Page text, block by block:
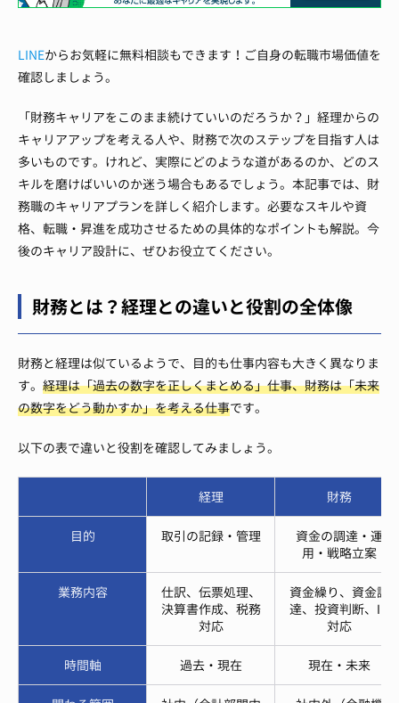
LINEからお気軽に無料相談もできます！ご自身の転職市場価値を
確認しましょう。
「財務キャリアをこのまま続けていいのだろうか？」経理からの
キャリアアップを考える人や、財務で次のステップを目指す人は
多いものです。けれど、実際にどのような道があるのか、どのス
キルを磨けばいいのか迷う場合もあるでしょう。 本記事では、財
務職のキャリアプランを詳しく紹介します。必要なスキルや資
格、転職・昇進を成功させるための具体的なポイントも解説。今
後のキャリア設計に、ぜひお役立てください。
財務とは？経理との違いと役割の全体像
財務と経理は似ているようで、目的も仕事内容も大きく異なりま
す。 経理は「過去の数字を正しくまとめる」仕事、財務は「未来
の数字をどう動かすか」を考える仕事です。
以下の表で違いと役割を確認してみましょう。
経理 財務
目的 取引の記録・管理
資金の調達・運
用・戦略立案
業務内容
仕訳、伝票処理、
決算書作成、税務
対応
資金繰り、資金調
達、投資判断、IR
対応
時間軸 過去・現在 現在・未来